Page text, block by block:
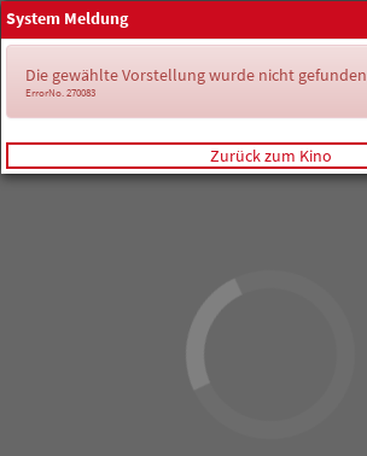
System Meldung
Die gewählte Vorstellung wurde nicht gefunden
ErrorNo. 270083
Zurück zum Kino